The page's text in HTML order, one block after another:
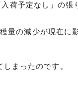
荷予定なし」の張
量の減少が現在に
まったのです。